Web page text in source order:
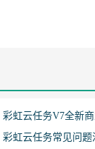
彩虹云任务V7全新
彩虹云任务常见问题